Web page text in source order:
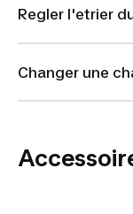
Regler l'etrier
Changer une